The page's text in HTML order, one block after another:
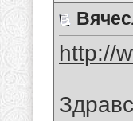
http://